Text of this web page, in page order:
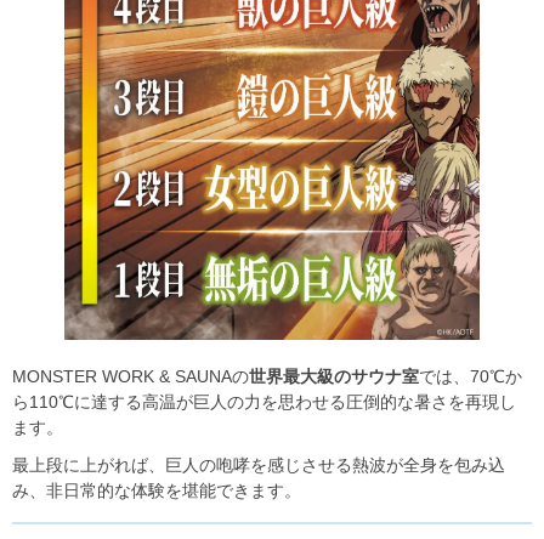
MONSTER WORK & SAUNAの世界最大級のサウナ室では、70℃か
ら110℃に達する高温が巨人の力を思わせる圧倒的な暑さを再現し
ます。
最上段に上がれば、巨人の咆哮を感じさせる熱波が全身を包み込
み、非日常的な体験を堪能できます。